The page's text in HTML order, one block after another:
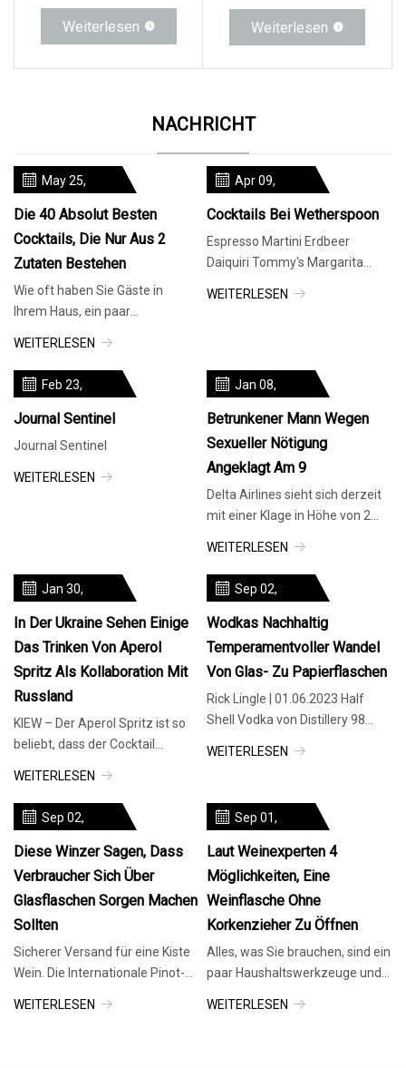
Weiterlesen Weiterlesen
NACHRICHT
May 25,
Die 40 Absolut Besten
Cocktails, Die Nur Aus 2
Zutaten Bestehen
Wie oft haben Sie Gäste in
Ihrem Haus, ein paar
Ahnung, was Sie
WEITERLESEN
Apr 09,
Cocktails Bei Wetherspoon
Espresso Martini Erdbeer
Daiquiri Tommy's Margarita
WEITERLESEN
Feb 23,
Journal Sentinel
Journal Sentinel
WEITERLESEN
Jan 08,
Betrunkener Mann Wegen
Sexueller Nötigung
Angeklagt Am 9
Delta Airlines sieht sich derzeit
mit einer Klage in Höhe von 2
WEITERLESEN
Jan 30,
In Der Ukraine Sehen Einige
Das Trinken Von Aperol
Spritz Als Kollaboration Mit
Russland
KIEW – Der Aperol Spritz ist so
beliebt, dass der Cocktail
Kenner auf Terrassen und an
Bars drängen, um die
sprudelnde Orange zu genießen
WEITERLESEN
Sep 02,
Wodkas Nachhaltig
Temperamentvoller Wandel
Von Glas- Zu Papierflaschen
Rick Lingle | 01.06.2023 Half
Shell Vodka von Distillery 98
Nachhaltigkeit wider. Die Öko-
Geschichte der Marke beginnt
mit dem
WEITERLESEN
Sep 02,
Diese Winzer Sagen, Dass
Verbraucher Sich Über
Glasflaschen Sorgen Machen
Sollten
Sicherer Versand für eine Kiste
Wein. Die Internationale Pinot-
WEITERLESEN
Sep 01,
Laut Weinexperten 4
Möglichkeiten, Eine
Weinflasche Ohne
Korkenzieher Zu Öffnen
Alles, was Sie brauchen, sind ein
paar Haushaltswerkzeuge und
WEITERLESEN